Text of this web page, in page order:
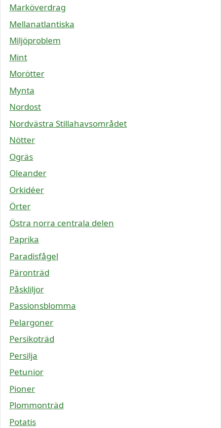
Marköverdrag
Mellanatlantiska
Miljöproblem
Mint
Morötter
Mynta
Nordost
Nordvästra Stillahavsområdet
Nötter
Ogräs
Oleander
Orkidéer
Örter
Östra norra centrala delen
Paprika
Paradisfågel
Päronträd
Påskliljor
Passionsblomma
Pelargoner
Persikoträd
Persilja
Petunior
Pioner
Plommonträd
Potatis